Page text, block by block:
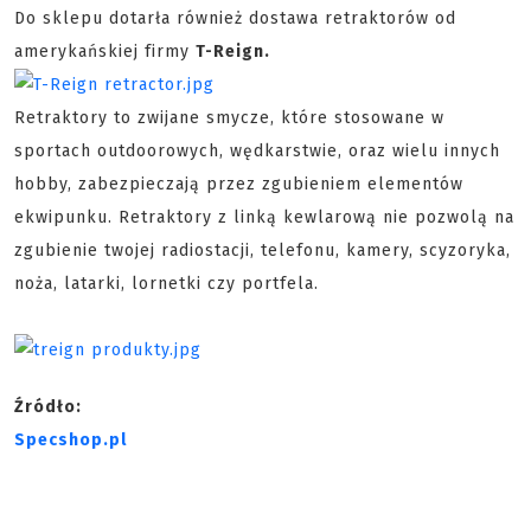
Do sklepu dotarła również dostawa retraktorów od
amerykańskiej firmy T-Reign.
Retraktory to zwijane smycze, które stosowane w
sportach outdoorowych, wędkarstwie, oraz wielu innych
hobby, zabezpieczają przez zgubieniem elementów
ekwipunku. Retraktory z linką kewlarową nie pozwolą na
zgubienie twojej radiostacji, telefonu, kamery, scyzoryka,
noża, latarki, lornetki czy portfela.
Źródło:
Specshop.pl